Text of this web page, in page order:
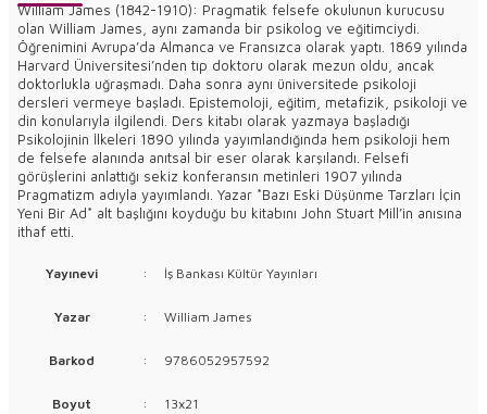
William James (1842-1910): Pragmatik felsefe okulunun kurucusu
olan William James, aynı zamanda bir psikolog ve eğitimciydi.
Öğrenimini Avrupa’da Almanca ve Fransızca olarak yaptı. 1869 yılında
Harvard Üniversitesi’nden tıp doktoru olarak mezun oldu, ancak
doktorlukla uğraşmadı. Daha sonra aynı üniversitede psikoloji
dersleri vermeye başladı. Epistemoloji, eğitim, metafizik, psikoloji ve
din konularıyla ilgilendi. Ders kitabı olarak yazmaya başladığı
Psikolojinin İlkeleri 1890 yılında yayımlandığında hem psikoloji hem
de felsefe alanında anıtsal bir eser olarak karşılandı. Felsefi
görüşlerini anlattığı sekiz konferansın metinleri 1907 yılında
Pragmatizm adıyla yayımlandı. Yazar *Bazı Eski Düşünme Tarzları İçin
Yeni Bir Ad* alt başlığını koyduğu bu kitabını John Stuart Mill’in anısına
ithaf etti.
Yayınevi : İş Bankası Kültür Yayınları
Yazar : William James
Barkod : 9786052957592
Boyut : 13x21